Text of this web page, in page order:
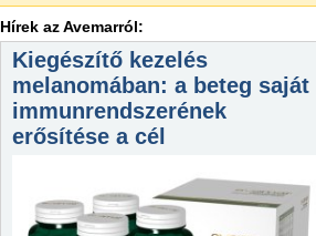
Hírek az Avemarról:
Kiegészítő kezelés
melanomában: a beteg saját
immunrendszerének
erősítése a cél